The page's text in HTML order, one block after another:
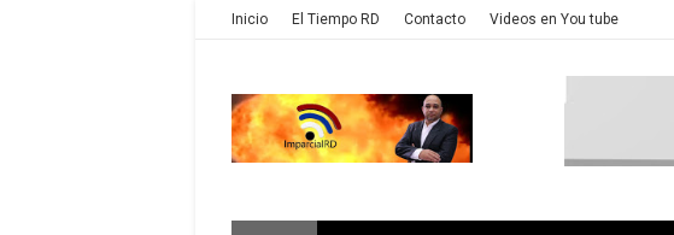
Inicio El Tiempo RD Contacto Videos en You tube